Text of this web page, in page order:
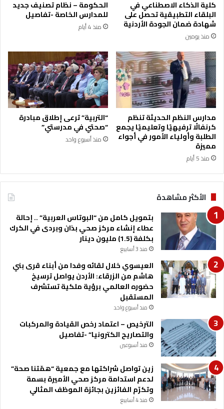
م
ن
ا
ل
غ
د
ل
ا
ل
ع
د
ة
م
ن
ا
ط
ق
ف
ي
ق
ط
ع
ز
ة
كلية الذكاء الاصطناعي في
البلقاء التطبيقية تحصل على
شهادة ضمان الجودة الأردنية
منذ يومين
الحكومة – نظام تصنيف جديد
للمدارس الخاصة -تفاصيل
منذ 4 أيام
مدارس النظم الحديثة تنظم
كرنفالًا ترفيهيًا وتعليميًا يجمع
الطلبة وأولياء الأمور في أجواء
مميزة
منذ 5 أيام
“التربية” ترعى إطلاق مبادرة
“صحتي في مدرستي”
منذ أسبوع واحد
الأكثر مشاهدة
بتمويل كامل من “البوتاس العربية” .. إحالة
عطاء إنشاء مركز صحي بذان وبردى في الكرك
بكلفة (1.5) مليون دينار
منذ 3 أسابيع
العيسوي خلال لقائه وفدا من أبناء قرى بني
هاشم من الزرقاء: الأردن يواصل ترسيخ
حضوره العالمي برؤية ملكية تستشرف
المستقبل
منذ أسبوع واحد
الترخيص – اعتماد رخص القيادة والمركبات
والتصاريح الكترونيا” -تفاصيل
منذ أسبوعين
زين تواصل شراكتها مع جمعية “همّتنا صحة”
لدعم استدامة مركز صحي الأميرة بسمة
وتكرّم الفائزين بجائزة الموظف المثالي
منذ 4 أسابيع